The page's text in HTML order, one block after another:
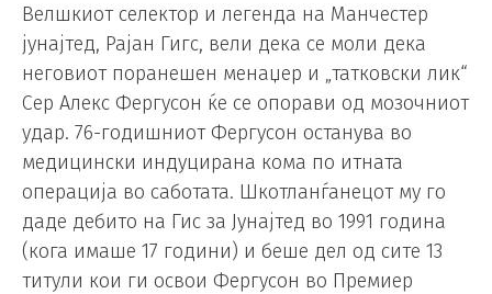
Велшкиот селектор и легенда на Манчестер
јунајтед, Рајан Гигс, вели дека се моли дека
неговиот поранешен менаџер и „татковски лик“
Сер Алекс Фергусон ќе се опорави од мозочниот
удар. 76-годишниот Фергусон останува во
медицински индуцирана кома по итната
операција во саботата. Шкотланѓанецот му го
даде дебито на Гис за Јунајтед во 1991 година
(кога имаше 17 години) и беше дел од сите 13
титули кои ги освои Фергусон во Премиер